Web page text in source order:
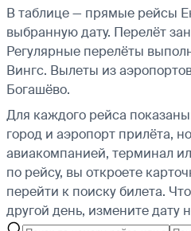
В таблице — прямые рейсы
выбранную дату. Перелёт
Регулярные перелёты
Вингс. Вылеты из
Богашёво.
Для каждого рейса
город и аэропорт прилёта,
авиакомпанией, терминал
по рейсу, вы откроете
перейти к поиску билета.
другой день, измените дату